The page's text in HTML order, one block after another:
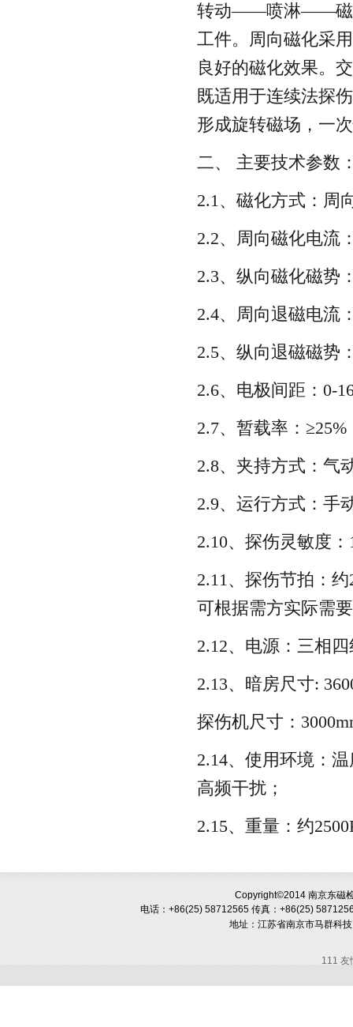
转动——喷淋——磁
工件。周向磁化采
良好的磁化效果。
既适用于连续法探
形成旋转磁场，一
二、 主要技术参数
2.1、磁化方式：周
2.2、周向磁化电流
2.3、纵向磁化磁势
2.4、周向退磁电流
2.5、纵向退磁磁势
2.6、电极间距：0-
2.7、暂载率：≥25%
2.8、夹持方式：气
2.9、运行方式：手
2.10、探伤灵敏度
2.11、探伤节拍：
可根据需方实际需
2.12、电源：三相
2.13、暗房尺寸:
探伤机尺寸：
2.14、使用环境：
高频干扰；
2.15、重量：约
Copyright©2014 南京东磁
电话：+86(25) 58712565 传真：+86(25)
地址： 江苏省南京市马群科
111 友